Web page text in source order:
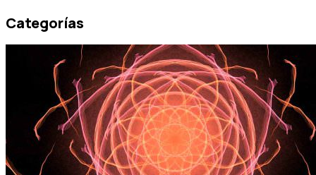
Categorías